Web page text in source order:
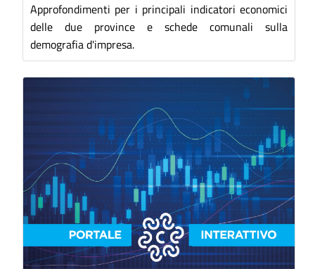
Approfondimenti per i principali indicatori economici
delle due province e schede comunali sulla
demografia d'impresa.